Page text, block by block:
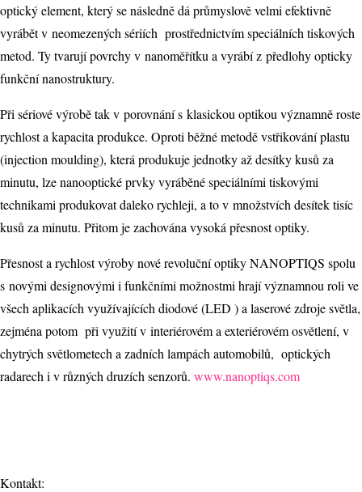
optický element, který se následně dá průmyslově velmi efektivně
vyrábět v neomezených sériích prostřednictvím speciálních tiskových
metod. Ty tvarují povrchy v nanoměřítku a vyrábí z předlohy opticky
funkční nanostruktury.
Při sériové výrobě tak v porovnání s klasickou optikou významně roste
rychlost a kapacita produkce. Oproti běžné metodě vstřikování plastu
(injection moulding), která produkuje jednotky až desítky kusů za
minutu, lze nanooptické prvky vyráběné speciálními tiskovými
technikami produkovat daleko rychleji, a to v množstvích desítek tisíc
kusů za minutu. Přitom je zachována vysoká přesnost optiky.
Přesnost a rychlost výroby nové revoluční optiky NANOPTIQS spolu
s novými designovými i funkčními možnostmi hrají významnou roli ve
všech aplikacích využívajících diodové (LED ) a laserové zdroje světla,
zejména potom při využití v interiérovém a exteriérovém osvětlení, v
chytrých světlometech a zadních lampách automobilů, optických
radarech i v různých druzích senzorů. www.nanoptiqs.com
Kontakt: